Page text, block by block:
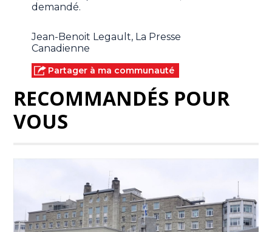
demandé.
Jean-Benoit Legault, La Presse
Canadienne
Partager à ma communauté
RECOMMANDÉS POUR
VOUS